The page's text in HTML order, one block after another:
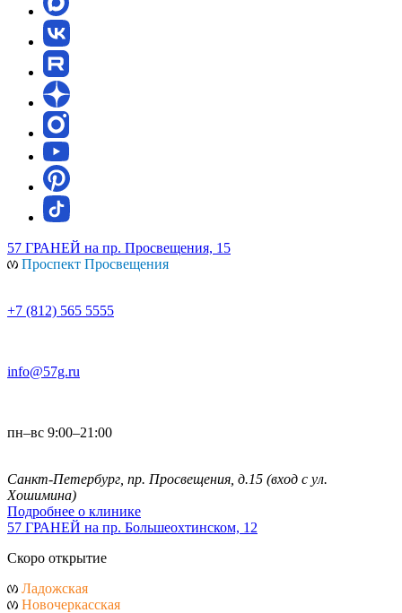
57 ГРАНЕЙ на пр. Просвещения, 15
Проспект Просвещения
+7 (812) 565 5555
info@57g.ru
пн–вс 9:00–21:00
Санкт-Петербург, пр. Просвещения, д.15 (вход с ул.
Хошимина)
Подробнее о клинике
57 ГРАНЕЙ на пр. Большеохтинском, 12
Скоро открытие
Ладожская
Новочеркасская